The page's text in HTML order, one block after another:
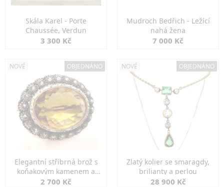
Skála Karel - Porte
Chaussée, Verdun
3 300 Kč
Mudroch Bedřich - Ležící
nahá žena
7 000 Kč
NOVÉ OBJEDNÁNO
Elegantní stříbrná brož s
koňakovým kamenem a
markazity
2 700 Kč
NOVÉ OBJEDNÁNO
Zlatý kolier se smaragdy,
brilianty a perlou
28 900 Kč